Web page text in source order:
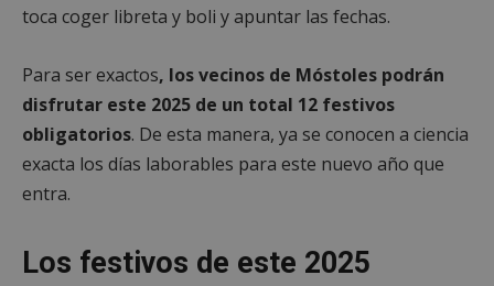
toca coger libreta y boli y apuntar las fechas.
Para ser exactos, los vecinos de Móstoles podrán
disfrutar este 2025 de un total 12 festivos
obligatorios. De esta manera, ya se conocen a ciencia
exacta los días laborables para este nuevo año que
entra.
Los festivos de este 2025